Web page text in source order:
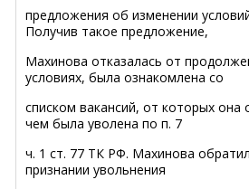
предложения об изменении
Получив такое предложение,
Махинова отказалась от
условиях, была ознакомлена со
списком вакансий, от которых она
чем была уволена по п. 7
ч. 1 ст. 77 ТК РФ. Махинова
признании увольнения